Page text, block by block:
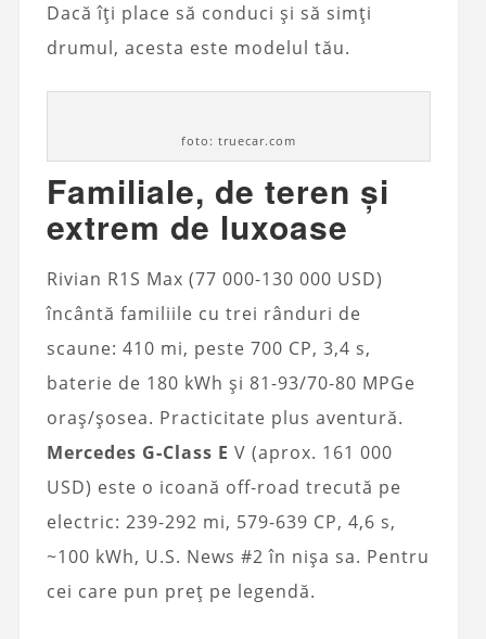
Dacă îți place să conduci și să simți
drumul, acesta este modelul tău.
foto: truecar.com
Familiale, de teren și
extrem de luxoase
Rivian R1S Max (77 000-130 000 USD)
încântă familiile cu trei rânduri de
scaune: 410 mi, peste 700 CP, 3,4 s,
baterie de 180 kWh și 81-93/70-80 MPGe
oraș/șosea. Practicitate plus aventură.
Mercedes G‑Class E V (aprox. 161 000
USD) este o icoană off‑road trecută pe
electric: 239-292 mi, 579-639 CP, 4,6 s,
~100 kWh, U.S. News #2 în nișa sa. Pentru
cei care pun preț pe legendă.